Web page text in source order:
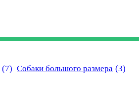
(7) Собаки большого размера (3)